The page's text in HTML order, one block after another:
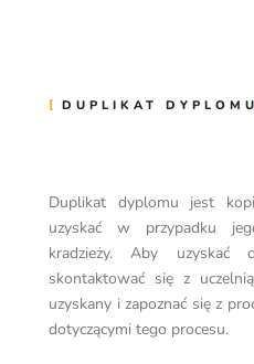
DUPLIKAT DYPLOMU
Duplikat dyplomu jest
uzyskać w przypadku
kradzieży. Aby uzyskać
skontaktować się z
uzyskany i zapoznać się z
dotyczącymi tego procesu.